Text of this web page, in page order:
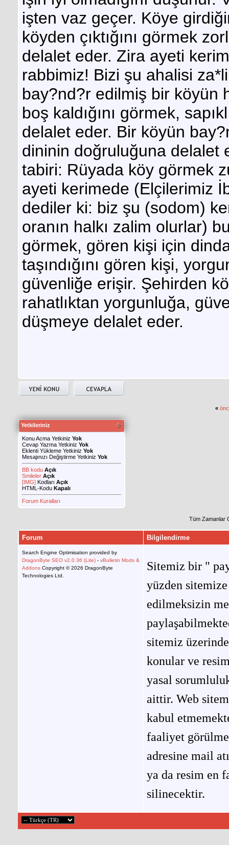
işten vaz geçer. Köye
köyden çıktığını görmek
delalet eder. Zira ayeti
rabbimiz! Bizi şu ahalisi
bay?nd?r edilmiş bir köyün
boş kaldığını görmek,
delalet eder. Bir köyün
dininin doğruluğuna delalet
tabiri: Rüyada köy görmek
ayeti kerimede (Elçilerimiz
dediler ki: biz şu (sodom)
oranın halkı zalim olurlar)
görmek, gören kişi için
taşındığını gören kişi,
güvenliğe erişir. Şehirden
rahatlıktan yorgunluğa,
düşmeye delalet eder.
«
Yetkileriniz
Konu Acma Yetkiniz Yok
Cevap Yazma Yetkiniz Yok
Eklenti Yükleme Yetkiniz Yok
Mesajınızı Değiştirme Yetkiniz Yok
BB kodu Açık
Smileler Açık
[IMG] Kodları Açık
HTML-Kodu Kapalı
Forum Kuralları
Tüm Zamanlar
Forum Bilgilendirme
Search Engine Optimisation provided by
DragonByte SEO v2.0.36 (Lite) - vBulletin Mods &
Addons Copyright © 2026 DragonByte
Technologies Ltd.
Sitemiz bir "
yüzden
edilmeksizin
sitemiz
konular ve
yasal
aittir. Web
kabul
faaliyet
adresine mail
ya da resim en
silinecektir.